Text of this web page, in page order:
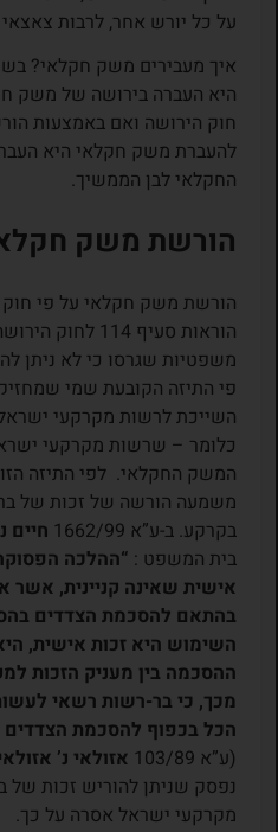
על כל יורש אחר, לרבות
איך מעבירים משק חקלאי?
היא העברה בירושה של משק
חוק הירושה ואם באמצעות
להעברת משק חקלאי היא
החקלאי לבן הממשיך.
הורשת משק
הורשת משק חקלאי על פי
הוראות סעיף 114
משפטיות שגרסו כי לא ניתן
פי התיזה הקובעת שמי
השייכת לרשות מקרקעי ישראל,
כלומר – שרשות מקרקעי
המשק החקלאי. לפי התיזה
משמעה הורשה של זכות של
בקרקע. ב-ע”א 1662/99
חיים
בית המשפט : “ההלכה
אישית שאינה קניינית, אשר
בהתאם להסכמת הצדדים
השימוש היא זכות אישית,
ההסכמה בין מעניק הזכות
מכך, כי בר-רשות רשאי
הכל בכפוף להסכמת הצדדים
(ע”א 103/89
אזולאי נ’ אזולאי
נפסק שניתן להוריש זכות
מקרקעי ישראל אסרה על כך.